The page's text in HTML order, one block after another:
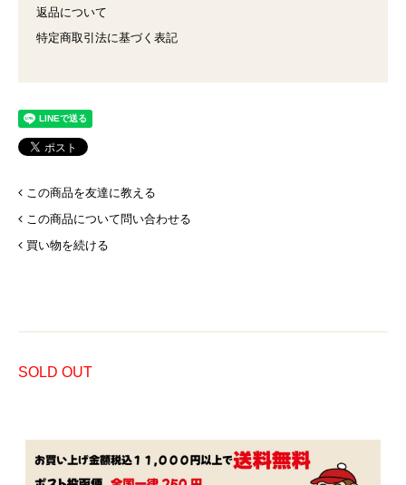
返品について
特定商取引法に基づく表記
この商品を友達に教える
この商品について問い合わせる
買い物を続ける
SOLD OUT